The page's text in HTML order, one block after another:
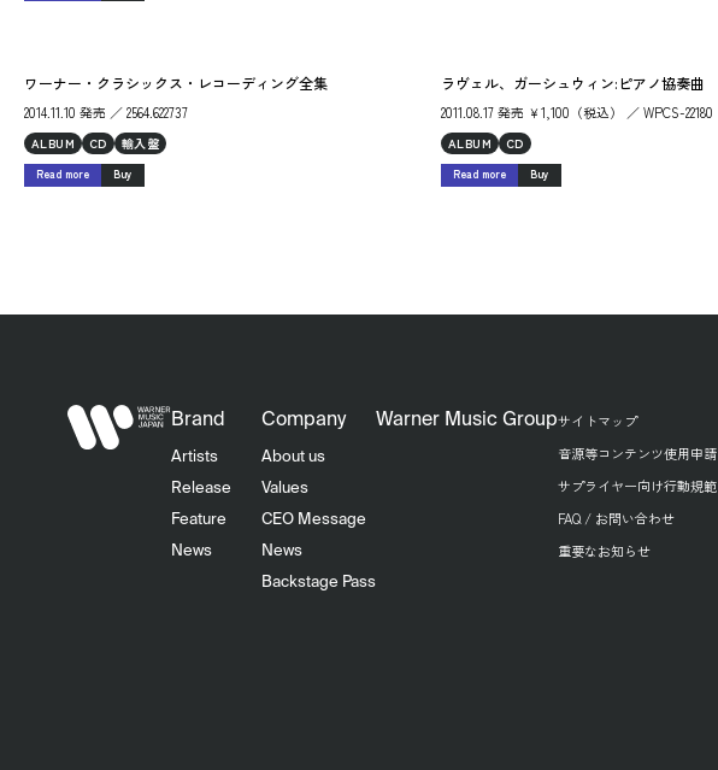
ワーナー・クラシックス・レコーディング全集
2014.11.10 発売 ／ 2564.622737
ALBUM CD 輸入盤
Read more Buy
ラヴェル、ガーシュウィン:ピアノ協奏曲
2011.08.17 発売 ￥1,100（税込） ／ WPCS-22180
ALBUM CD
Read more Buy
Brand
Artists
Release
Feature
News
Company
About us
Values
CEO Message
News
Backstage Pass
Warner Music Groupサイトマップ
音源等コンテンツ使用申請
サプライヤー向け行動規範
FAQ / お問い合わせ
重要なお知らせ